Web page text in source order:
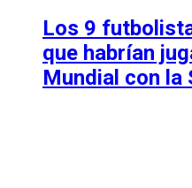
Los 9
que habrían
Mundial con la